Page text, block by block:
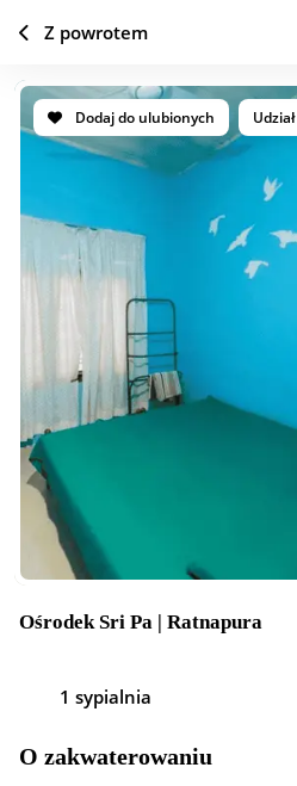
Dodaj do ulubionych Udział
Ośrodek Sri Pa | Ratnapura
1 sypialnia
O zakwaterowaniu
Z powrotem